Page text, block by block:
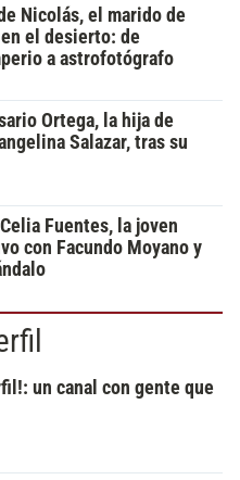
Nicolás, el marido de
el desierto: de
a astrofotógrafo
Ortega, la hija de
Salazar, tras su
Fuentes, la joven
con Facundo Moyano y
un canal con gente que